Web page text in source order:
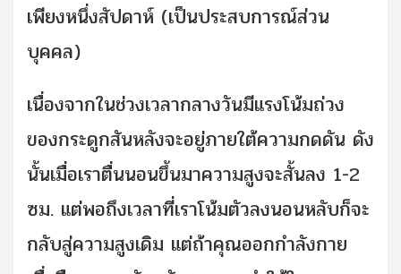
เพียงหนึ่งสัปดาห์ (เป็นประสบการณ์ส่วน
บุคคล)
เนื่องจากในช่วงเวลากลางวันมีแรงโน้มถ่วง
ของกระดูกสันหลังจะอยู่ภายใต้ความกดดัน ดัง
นั้นเมื่อเราตื่นนอนขึ้นมาความสูงจะสั้นลง 1-2
ซม. แต่พอถึงเวลาที่เราโน้มตัวลงนอนหลับก็จะ
กลับสู่ความสูงเดิม แต่ถ้าคุณออกกำลังกาย